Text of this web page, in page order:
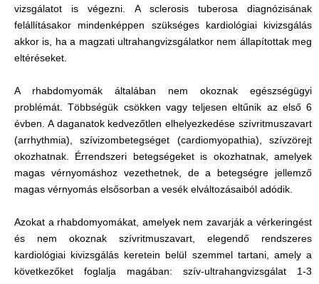
vizsgálatot is végezni. A sclerosis tuberosa diagnózisának
felállításakor mindenképpen szükséges kardiológiai kivizsgálás
akkor is, ha a magzati ultrahangvizsgálatkor nem állapítottak meg
eltéréseket.
A rhabdomyomák általában nem okoznak egészségügyi
problémát. Többségük csökken vagy teljesen eltűnik az első 6
évben. A daganatok kedvezőtlen elhelyezkedése szívritmuszavart
(arrhythmia), szívizombetegséget (cardiomyopathia), szívzörejt
okozhatnak. Érrendszeri betegségeket is okozhatnak, amelyek
magas vérnyomáshoz vezethetnek, de a betegségre jellemző
magas vérnyomás elsősorban a vesék elváltozásaiból adódik.
Azokat a rhabdomyomákat, amelyek nem zavarják a vérkeringést
és nem okoznak szívritmuszavart, elegendő rendszeres
kardiológiai kivizsgálás keretein belül szemmel tartani, amely a
következőket foglalja magában: szív-ultrahangvizsgálat 1-3